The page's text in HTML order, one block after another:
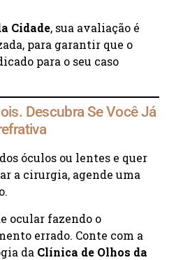
Cidade, sua avaliação é
para garantir que o
para o seu caso
Descubra Se Você Já
óculos ou lentes e quer
a cirurgia, agende uma
ocular fazendo o
errado. Conte com a
da Clínica de Olhos da